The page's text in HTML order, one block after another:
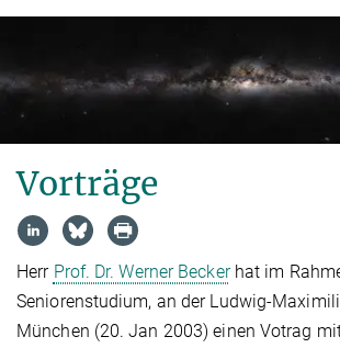
Vorträge
Herr Prof. Dr. Werner Beckerhat im
Seniorenstudium, an der Ludwig-
München (20. Jan 2003) einen Votrag